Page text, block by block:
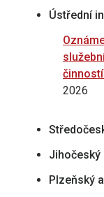
Ústřední
2026
Jihočeský
Plzeňský